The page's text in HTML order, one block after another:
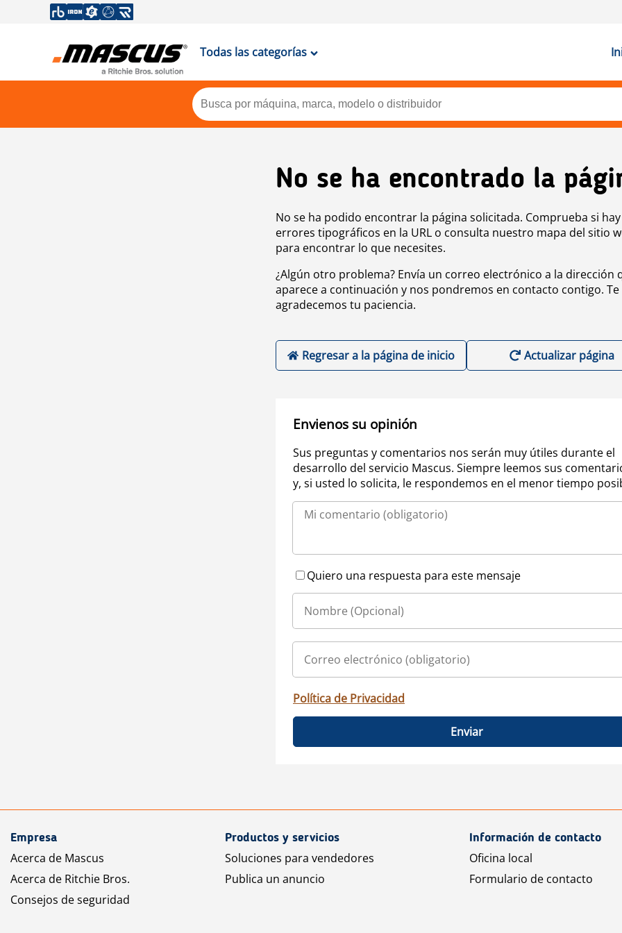
Todas las categorías
No se ha encontrado la
No se ha podido encontrar la página solicitada. Comprueba si hay
errores tipográficos en la URL o consulta nuestro mapa del sitio
para encontrar lo que necesites.
¿Algún otro problema? Envía un correo electrónico a la dirección
aparece a continuación y nos pondremos en contacto contigo. Te
agradecemos tu paciencia.
Regresar a la página de inicio Actualizar página
Envienos su opinión
Sus preguntas y comentarios nos serán muy útiles durante el
desarrollo del servicio Mascus. Siempre leemos sus
y, si usted lo solicita, le respondemos en el menor tiempo
Quiero una respuesta para este mensaje
Política de Privacidad
Enviar
Empresa
Acerca de Mascus
Acerca de Ritchie Bros.
Consejos de seguridad
Productos y servicios
Soluciones para vendedores
Publica un anuncio
Información de contacto
Oficina local
Formulario de contacto